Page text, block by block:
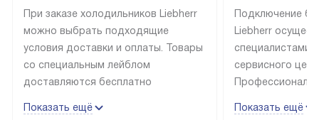
При заказе холодильников Liebherr
можно выбрать подходящие
условия доставки и оплаты. Товары
со специальным лейблом
доставляются бесплатно
до подъезда, выезд за МКАД
Показать ещё
Подключение
Liebherr
специалистами
сервисного
эксплуатации
Показать ещё